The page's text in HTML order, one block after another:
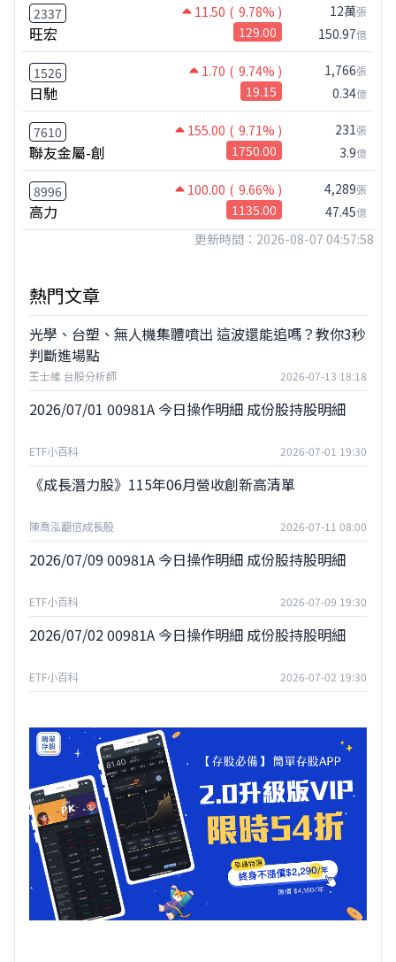
2337 11.50 ( 9.78% )
旺宏 129.00
12萬張
150.97億
1526 1.70 ( 9.74% )
日馳 19.15
1,766張
0.34億
7610 155.00 ( 9.71% )
聯友金屬-創 1750.00
231張
3.9億
8996 100.00 ( 9.66% )
高力 1135.00
4,289張
47.45億
更新時間：2026-08-07 04:57:58
熱門文章
光學、台塑、無人機集體噴出 這波還能追嗎？教你3秒
判斷進場點
王士維 台股分析師 2026-07-13 18:18
2026/07/01 00981A 今日操作明細 成份股持股明細
ETF小百科 2026-07-01 19:30
《成長潛力股》115年06月營收創新高清單
陳喬泓翻倍成長股 2026-07-11 08:00
2026/07/09 00981A 今日操作明細 成份股持股明細
ETF小百科 2026-07-09 19:30
2026/07/02 00981A 今日操作明細 成份股持股明細
ETF小百科 2026-07-02 19:30